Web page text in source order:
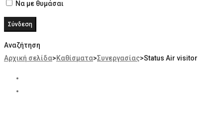
Να με θυμάσαι
Αναζήτηση
Αρχική σελίδα>Καθίσματα>Συνεργασίας>Status Air visitor